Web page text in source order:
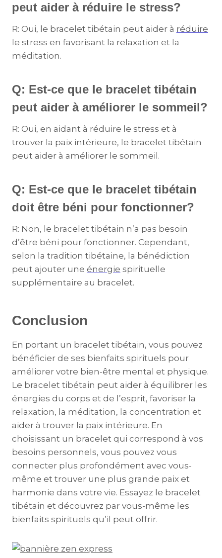
peut aider à réduire le stress?
R: Oui, le bracelet tibétain peut aider à réduire
le stress en favorisant la relaxation et la
méditation.
Q: Est-ce que le bracelet tibétain
peut aider à améliorer le sommeil?
R: Oui, en aidant à réduire le stress et à
trouver la paix intérieure, le bracelet tibétain
peut aider à améliorer le sommeil.
Q: Est-ce que le bracelet tibétain
doit être béni pour fonctionner?
R: Non, le bracelet tibétain n’a pas besoin
d’être béni pour fonctionner. Cependant,
selon la tradition tibétaine, la bénédiction
peut ajouter une énergie spirituelle
supplémentaire au bracelet.
Conclusion
En portant un bracelet tibétain, vous pouvez
bénéficier de ses bienfaits spirituels pour
améliorer votre bien-être mental et physique.
Le bracelet tibétain peut aider à équilibrer les
énergies du corps et de l’esprit, favoriser la
relaxation, la méditation, la concentration et
aider à trouver la paix intérieure. En
choisissant un bracelet qui correspond à vos
besoins personnels, vous pouvez vous
connecter plus profondément avec vous-
même et trouver une plus grande paix et
harmonie dans votre vie. Essayez le bracelet
tibétain et découvrez par vous-même les
bienfaits spirituels qu’il peut offrir.